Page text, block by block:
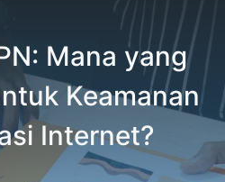
Mana yang
Keamanan
Internet?